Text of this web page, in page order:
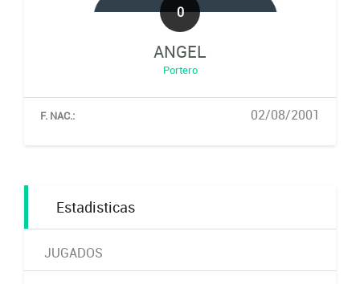
0
ANGEL
Portero
F. NAC.: 02/08/2001
Estadisticas
JUGADOS